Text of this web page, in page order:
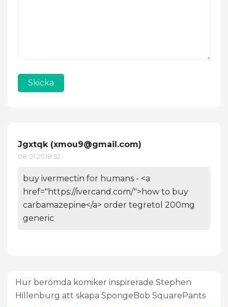
Skicka
Jgxtqk (xmou9@gmail.com)
08.01.25 18:52
buy ivermectin for humans - <a
href="https://ivercand.com/">how to buy
carbamazepine</a> order tegretol 200mg
generic
Hur berömda komiker inspirerade Stephen
Hillenburg att skapa SpongeBob SquarePants